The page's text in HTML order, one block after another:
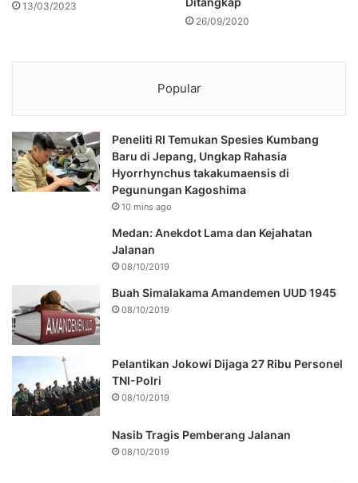
13/03/2023
26/09/2020
Popular
Peneliti RI Temukan Spesies Kumbang
Baru di Jepang, Ungkap Rahasia
Hyorrhynchus takakumaensis di
Pegunungan Kagoshima
10 mins ago
Medan: Anekdot Lama dan Kejahatan
Jalanan
08/10/2019
Buah Simalakama Amandemen UUD 1945
08/10/2019
Pelantikan Jokowi Dijaga 27 Ribu Personel
TNI-Polri
08/10/2019
Nasib Tragis Pemberang Jalanan
08/10/2019